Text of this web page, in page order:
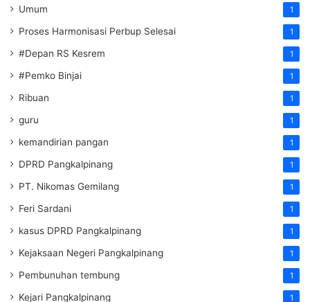
Umum 1
Proses Harmonisasi Perbup Selesai 1
#Depan RS Kesrem 1
#Pemko Binjai 1
Ribuan 1
guru 1
kemandirian pangan 1
DPRD Pangkalpinang 1
PT. Nikomas Gemilang 1
Feri Sardani 1
kasus DPRD Pangkalpinang 1
Kejaksaan Negeri Pangkalpinang 1
Pembunuhan tembung 1
Kejari Pangkalpinang 1